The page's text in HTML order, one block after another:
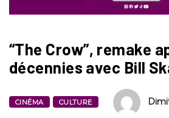
“The Crow”, remake
décennies avec Bill
CINÉMA CULTURE